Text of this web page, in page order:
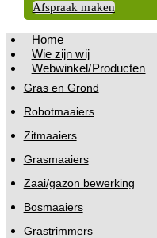
Afspraak maken
Home
Wie zijn wij
Webwinkel/Producten
Gras en Grond
Robotmaaiers
Zitmaaiers
Grasmaaiers
Zaai/gazon bewerking
Bosmaaiers
Grastrimmers